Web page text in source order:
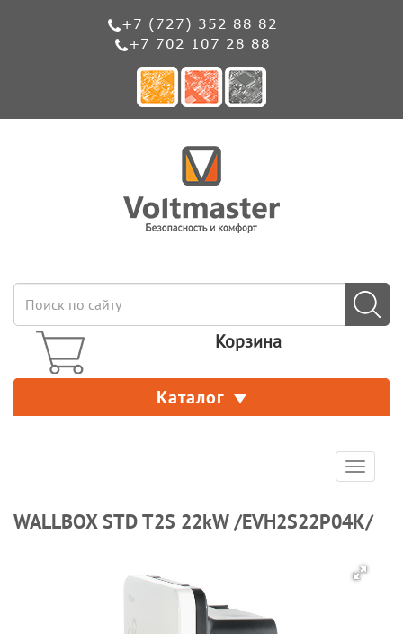
+7 (727) 352 88 82
+7 702 107 28 88
Корзина
Каталог
Toggle
WALLBOX STD T2S 22kW /EVH2S22P04K/